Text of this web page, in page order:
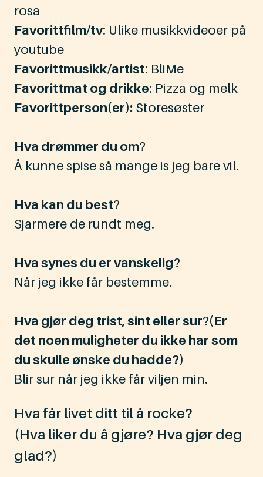
rosa
Favorittfilm/tv: Ulike musikkvideoer på
youtube
Favorittmusikk/artist: BliMe
Favorittmat og drikke: Pizza og melk
Favorittperson(er): Storesøster
Hva drømmer du om?
Å kunne spise så mange is jeg bare vil.
Hva kan du best?
Sjarmere de rundt meg.
Hva synes du er vanskelig?
Når jeg ikke får bestemme.
Hva gjør deg trist, sint eller sur?(Er
det noen muligheter du ikke har som
du skulle ønske du hadde?)
Blir sur når jeg ikke får viljen min.
Hva får livet ditt til å rocke?
(Hva liker du å gjøre? Hva gjør deg
glad?)